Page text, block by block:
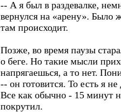
-- А я был в раздевалке,
вернулся на «арену». Было
там происходит.
Позже, во время паузы
о беге. Но такие мысли
напрягаешься, а то нет.
-- он готовится. То есть я
Все как обычно - 15 минут
покрутил.